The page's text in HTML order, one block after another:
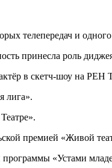
телепередач и
принесла роль
в скетч-шоу на
лига».
премией «Живой
«Устами